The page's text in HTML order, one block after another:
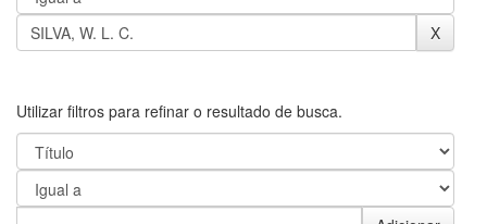
Utilizar filtros para refinar o resultado de busca.